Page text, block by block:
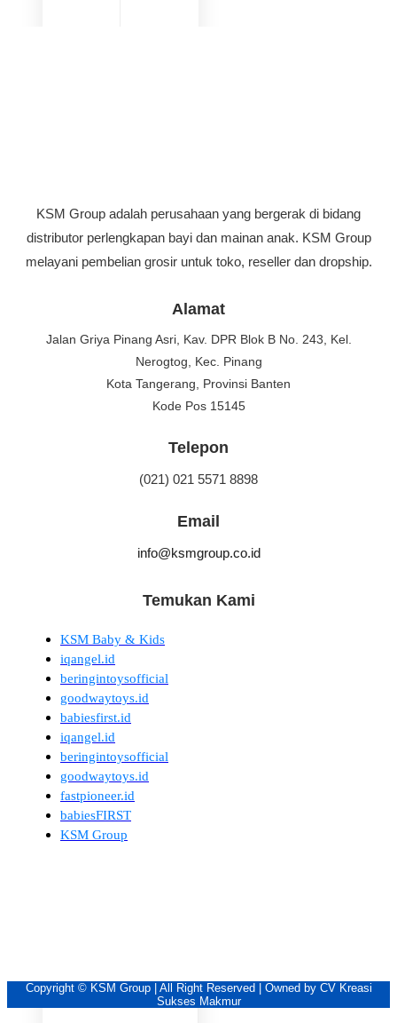
KSM Group adalah perusahaan yang bergerak di bidang
distributor perlengkapan bayi dan mainan anak. KSM Group
melayani pembelian grosir untuk toko, reseller dan dropship.
Alamat
Jalan Griya Pinang Asri, Kav. DPR Blok B No. 243, Kel.
Nerogtog, Kec. Pinang
Kota Tangerang, Provinsi Banten
Kode Pos 15145
Telepon
(021) 021 5571 8898
Email
info@ksmgroup.co.id
Temukan Kami
KSM Baby & Kids
iqangel.id
beringintoysofficial
goodwaytoys.id
babiesfirst.id
iqangel.id
beringintoysofficial
goodwaytoys.id
fastpioneer.id
babiesFIRST
KSM Group
Copyright © KSM Group | All Right Reserved | Owned by CV Kreasi
Sukses Makmur